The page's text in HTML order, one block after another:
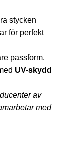
stycken
för perfekt
passform.
UV-skydd
av
med